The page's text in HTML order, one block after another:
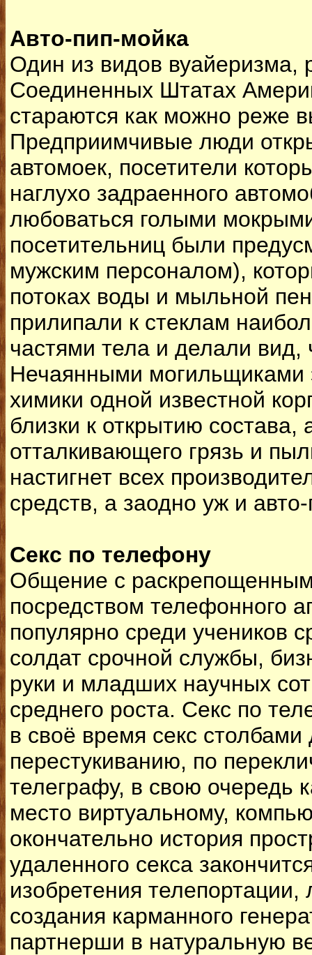
Авто-пип-мойка
Один из видов вуайеризма,
Соединенных Штатах
стараются как можно реже
Предприимчивые люди
автомоек, посетители
наглухо задраенного
любоваться голыми
посетительниц были
мужским персоналом),
потоках воды и мыльной
прилипали к стеклам
частями тела и делали
Нечаянными могильщиками
химики одной известной
близки к открытию состава,
отталкивающего грязь и
настигнет всех
средств, а заодно уж и
Секс по телефону
Общение с
посредством телефонного
популярно среди учеников
солдат срочной службы,
руки и младших научных
среднего роста. Секс по
в своё время секс
перестукиванию, по
телеграфу, в свою очередь
место виртуальному,
окончательно история
удаленного секса
изобретения телепортации,
создания карманного
партнерши в натуральную